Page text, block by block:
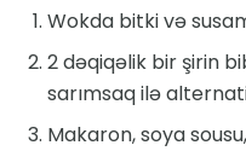
Wokda bitki və susam
2 dəqiqəlik bir şirin
sarımsaq ilə
Makaron, soya